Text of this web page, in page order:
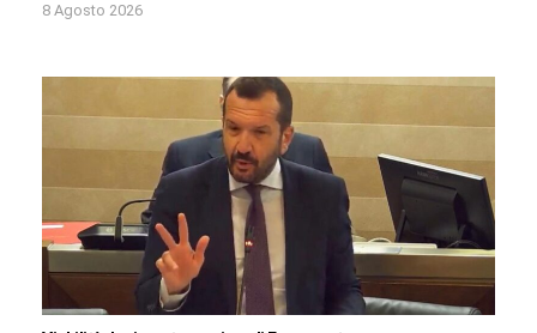
8 Agosto 2026